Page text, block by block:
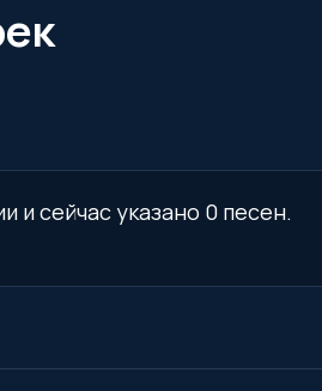
и сейчас указано 0 песен.